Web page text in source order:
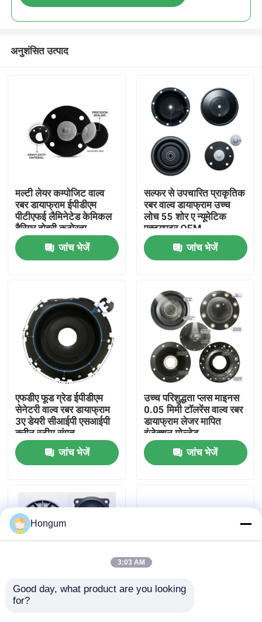
उत्पाद
हमारे बारे में
कारखाने का दौरा
गुणवत्ता नियंत्रण
समाचार
मामले
उद्धरण मांगें
अनुशंसित उत्पाद
मल्टी लेयर कम्पोजिट वाल्व
रबर डायाफ्राम ईपीडीएम
पीटीएफई लैमिनेटेड केमिकल
बैरियर दोहरी कठोरता
जांच भेजें
सल्फर से उपचारित प्राकृतिक
रबर वाल्व डायाफ्राम उच्च
लोच 55 शोर ए न्यूमेटिक
एक्ट्यूएटर OEM
जांच भेजें
एफडीए फूड ग्रेड ईपीडीएम
सेनेटरी वाल्व रबर डायाफ्राम
3ए डेयरी सीआईपी एसआईपी
क्लीन स्टीम संगत
जांच भेजें
उच्च परिशुद्धता प्लस माइनस
0.05 मिमी टॉलरेंस वाल्व रबर
डायाफ्राम लेजर मापित
इंजेक्शन मोल्डेड
जांच भेजें
कम MOQ 10 टुकड़ा
Hongum
3:03 AM
Good day, what product are you looking
for?